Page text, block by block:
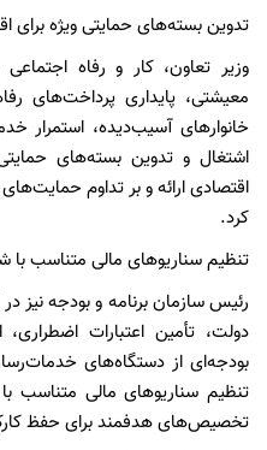
تدوین بسته‌های حمایتی ویژه
وزیر تعاون، کار و رفاه
معیشتی، پایداری پرداخت‌های
خانوارهای آسیب‌دیده، استمرار
اشتغال و تدوین بسته‌های
اقتصادی ارائه و بر تداوم
کرد.
تنظیم سناریوهای مالی متناسب
رئیس سازمان برنامه و بودجه نیز
دولت، تأمین اعتبارات
بودجه‌ای از دستگاه‌های
تنظیم سناریوهای مالی متناسب
تخصیص‌های هدفمند برای حفظ